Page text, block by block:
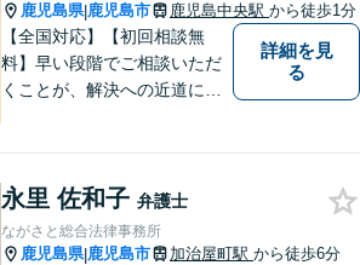
鹿児島県|鹿児島市 鹿児島中央駅 から徒歩1分
【全国対応】【初回相談無
料】早い段階でご相談いただ
くことが、解決への近道にな
どんなご相談でも、どうぞお
気軽にお声がけください。
【電話・WEB相談も対応可
詳細を見
る
永里 佐和子 弁護士
ながさと総合法律事務所
鹿児島県|鹿児島市 加治屋町駅 から徒歩6分